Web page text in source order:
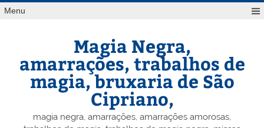
Skip
toMenu
Magia Negra,
amarrações, trabalhos de
magia, bruxaria de São
Cipriano,
magia negra, amarrações, amarrações amorosas,